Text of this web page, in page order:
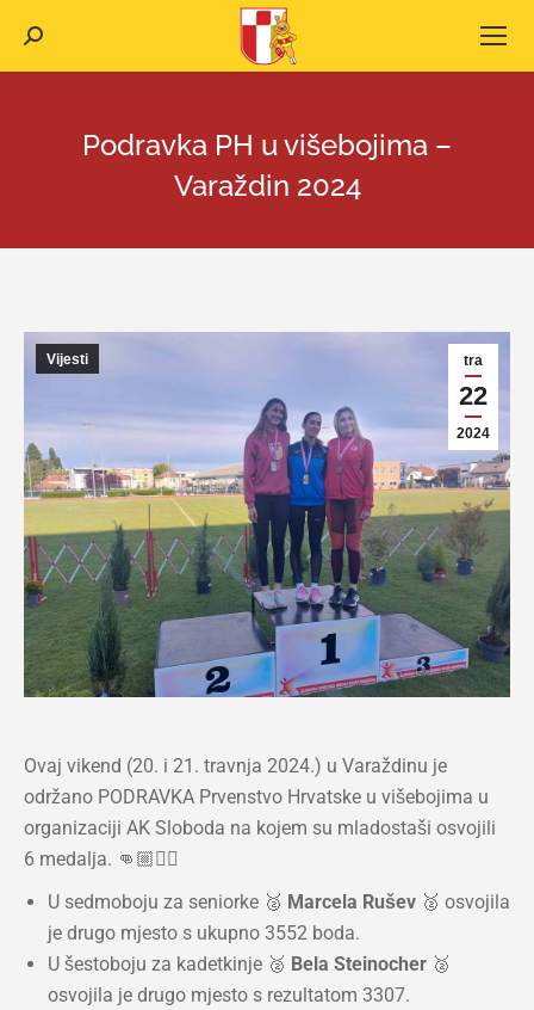
Search:
Podravka PH u višebojima –
Varaždin 2024
tra
22
2024
Vijesti
Ovaj vikend (20. i 21. travnja 2024.) u Varaždinu je
održano PODRAVKA Prvenstvo Hrvatske u višebojima u
organizaciji AK Sloboda na kojem su mladostaši osvojili
6 medalja. 👊🏼❤️‍🔥
U sedmoboju za seniorke 🥈 Marcela Rušev 🥈 osvojila
je drugo mjesto s ukupno 3552 boda.
U šestoboju za kadetkinje 🥈 Bela Steinocher 🥈
osvojila je drugo mjesto s rezultatom 3307.